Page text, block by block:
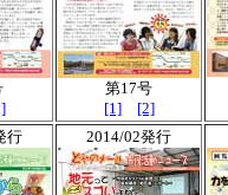
第17号
[1]
[2]
行
2014/02発行